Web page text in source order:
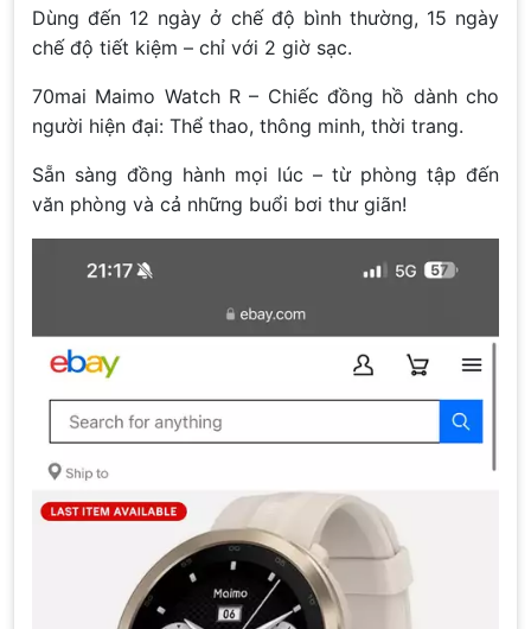
Dùng đến 12 ngày ở chế độ bình thường, 15 ngày
chế độ tiết kiệm – chỉ với 2 giờ sạc.
70mai Maimo Watch R – Chiếc đồng hồ dành cho
người hiện đại: Thể thao, thông minh, thời trang.
Sẵn sàng đồng hành mọi lúc – từ phòng tập đến
văn phòng và cả những buổi bơi thư giãn!